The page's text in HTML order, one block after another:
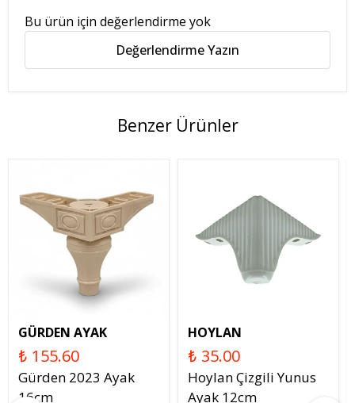
Bu ürün için değerlendirme yok
Değerlendirme Yazın
Benzer Ürünler
GÜRDEN AYAK
₺ 155.60
Gürden 2023 Ayak
16cm
HOYLAN
₺ 35.00
Hoylan Çizgili Yunus
Ayak 12cm